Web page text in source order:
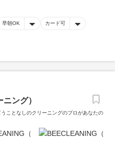
早朝OK カード可
ング）
ことなしのクリーニングのプロがあなたの